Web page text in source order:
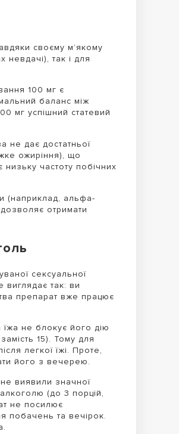
своєму м’якому
невдачі), так і для
100 мг є
баланс між
мг успішний статевий
не дає достатньої
ожиріння), що
низьку частоту побічних
(наприклад, альфа-
отримати
сексуальної
так: ви
препарат вже працює
їжа не блокує його дію
15). Тому для
легкої їжі. Проте,
його з вечерею.
виявили значної
(до 3 порцій,
не посилює
побачень та вечірок.